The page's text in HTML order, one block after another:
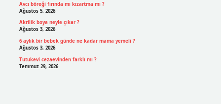
Avcı böreği fırında mı kızartma mı ?
Ağustos 5, 2026
Akrilik boya neyle çıkar ?
Ağustos 3, 2026
6 aylık bir bebek günde ne kadar mama yemeli ?
Ağustos 3, 2026
Tutukevi cezaevinden farklı mı ?
Temmuz 29, 2026